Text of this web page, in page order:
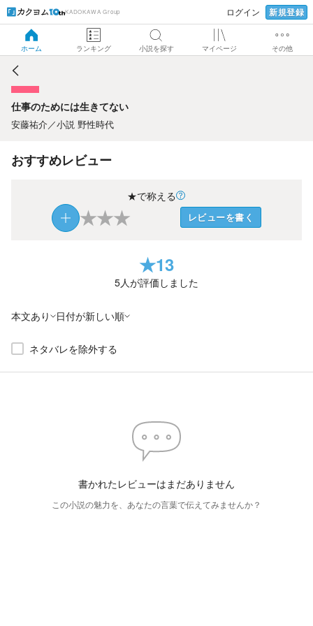
KADOKAWA Group ログイン 新規登録
ホーム ランキング 小説を探す マイページ その他
仕事のためには生きてない
仕事のためには生きてない
安藤祐介／小説 野性時代
おすすめレビュー
★で称える
★★★ レビューを書く
★13
5人が評価しました
本文あり 日付が新しい順
ネタバレを除外する
書かれたレビューはまだありません
この小説の魅力を、あなたの言葉で伝えてみませんか？